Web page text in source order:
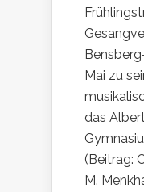
Mai zu
das
(Beitrag:
M.